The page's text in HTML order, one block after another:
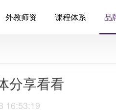
外教师资 课程体系 品
分享看看
16:53:19